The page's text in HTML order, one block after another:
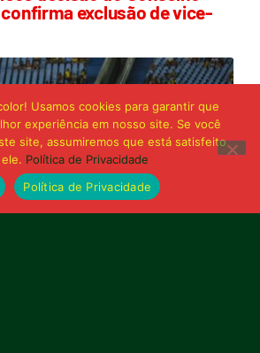
exclusão de vice-
Usamos cookies para garantir que
experiência em nosso site. Se você
site, assumiremos que está satisfeito
Política de Privacidade
Política de Privacidade